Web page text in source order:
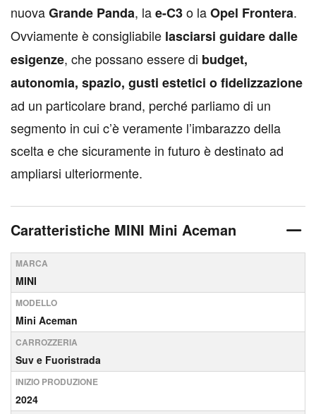
nuovaGrande Panda, lae-C3o laOpel Frontera.
Ovviamente è consigliabile lasciarsi guidare dalle
esigenze, che possano essere di budget,
autonomia, spazio, gusti estetici o fidelizzazione
ad un particolare brand, perché parliamo di un
segmento in cui c’è veramente l’imbarazzo della
scelta e che sicuramente in futuro è destinato ad
ampliarsi ulteriormente.
Caratteristiche MINI Mini Aceman
MARCA
MINI
MODELLO
Mini Aceman
CARROZZERIA
Suv e Fuoristrada
INIZIO PRODUZIONE
2024